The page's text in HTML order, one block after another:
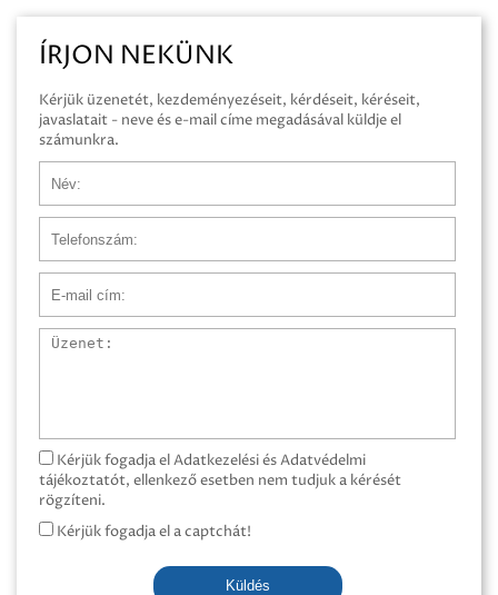
ÍRJON NEKÜNK
Kérjük üzenetét, kezdeményezéseit, kérdéseit, kéréseit,
javaslatait - neve és e-mail címe megadásával küldje el
számunkra.
Üzenet
Kérjük fogadja el Adatkezelési és Adatvédelmi
tájékoztatót, ellenkező esetben nem tudjuk a kérését
rögzíteni.
Kérjük fogadja el a captchát!
Küldés